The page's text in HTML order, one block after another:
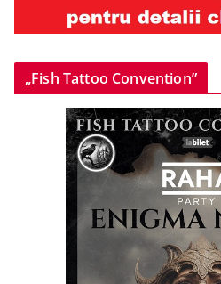
„Fish Tattoo Convention”